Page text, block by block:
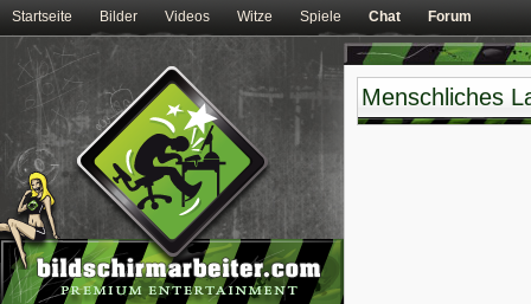
Startseite Bilder Videos Witze Spiele Chat Forum
Menschliches